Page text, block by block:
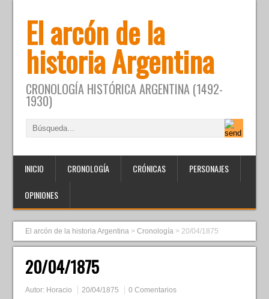
El arcón de la
historia Argentina
CRONOLOGÍA HISTÓRICA ARGENTINA (1492-
1930)
INICIO CRONOLOGÍA CRÓNICAS PERSONAJES
OPINIONES
El arcón de la historia Argentina >Cronología >20/04/1875
20/04/1875
Autor: Horacio 20/04/1875 0 Comentarios